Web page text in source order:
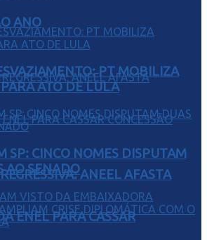
ANO
ANEEL AFASTA
ENEL PARA CASSAR
PT MOBILIZA
ATO DE LULA
SP: CINCO NOMES DISPUTAM
AO SENADO